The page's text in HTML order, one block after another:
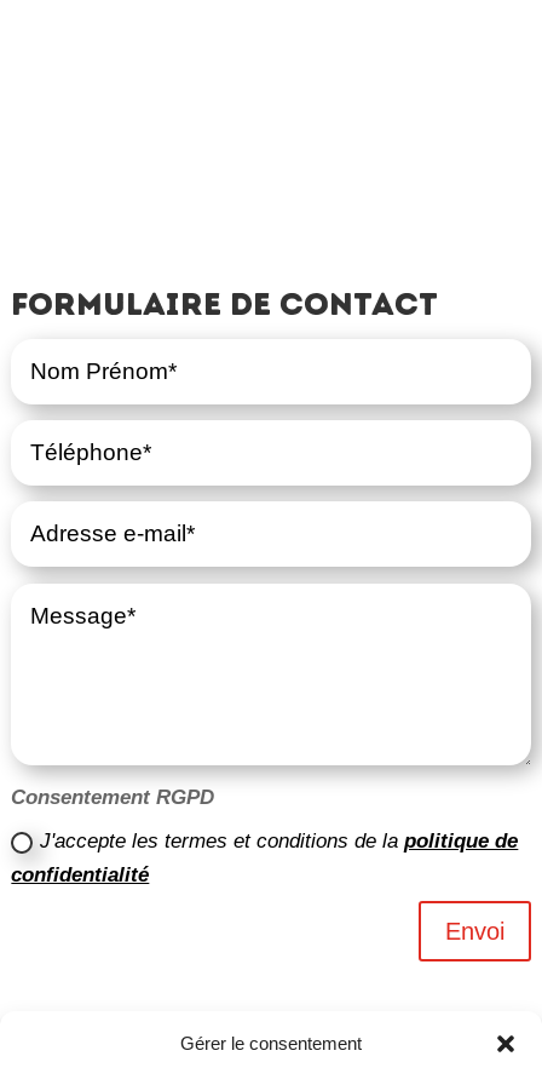
Gérer le consentement
Formulaire de contact
Consentement RGPD
J'accepte les termes et conditions de lapolitique de
confidentialité
Envoi